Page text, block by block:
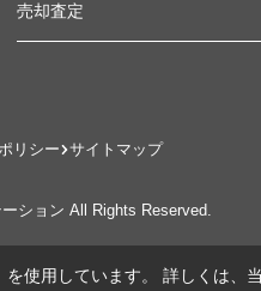
売却査定
リシー サイトマップ
ション All Rights Reserved.
使用しています。 詳しくは、